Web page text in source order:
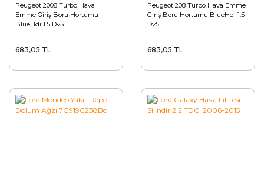
Peugeot 2008 Turbo Hava
Emme Giriş Boru Hortumu
BlueHdi 1.5 Dv5
683,05 TL
Peugeot 208 Turbo Hava Emme
Giriş Boru Hortumu BlueHdi 1.5
Dv5
683,05 TL